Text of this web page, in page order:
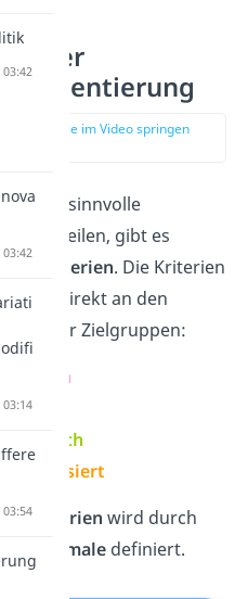
der
zur Stelle im Video springen
in sinnvolle
aufzuteilen, gibt es
Kriterien. Die Kriterien
sich direkt an den
der Zielgruppen:
Kriterien wird durch
Merkmaledefiniert.